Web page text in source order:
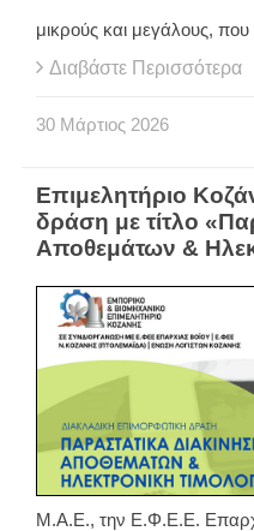
μικρούς και μεγάλους, που
Διαβάστε Περισσότερα
30 Μάρτιος 2026
Επιμελητήριο
δράση με τίτλο
Αποθεμάτων &
Μ.Α.Ε., την Ε.Φ.Ε.Ε.